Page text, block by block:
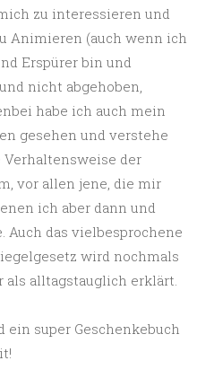
zu interessieren und
Animieren (auch wenn ich
Erspürer bin und
nicht abgehoben,
habe ich auch mein
gesehen und verstehe
Verhaltensweise der
vor allen jene, die mir
ich aber dann und
das vielbesprochene
wird nochmals
alltagstauglich erklärt.
ein super Geschenkebuch